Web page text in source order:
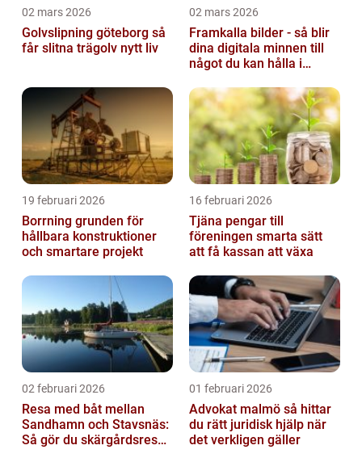
02 mars 2026
Golvslipning göteborg så
får slitna trägolv nytt liv
02 mars 2026
Framkalla bilder - så blir
dina digitala minnen till
något du kan hålla i
19 februari 2026
Borrning grunden för
hållbara konstruktioner
och smartare projekt
16 februari 2026
Tjäna pengar till
föreningen smarta sätt
att få kassan att växa
02 februari 2026
Resa med båt mellan
Sandhamn och Stavsnäs:
Så gör du skärgårdsresan
01 februari 2026
Advokat malmö så hittar
du rätt juridisk hjälp när
det verkligen gäller